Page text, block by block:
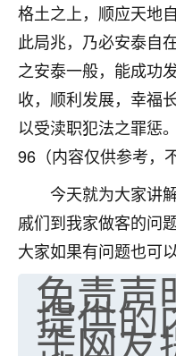
格土之上，顺应天地
此局兆，乃必安泰自
之安泰一般，能成功
收，顺利发展，幸福
以受渎职犯法之罪惩
96（内容仅供参考，
今天就为大家讲
戚们到我家做客的问
大家如果有问题也可
免责声
提供的
于网友
做梦梦见她，
师，安排了超
了，一开始是
超度，现在看
2天前 来自云南
优秀的张同学
老师收徒吗？？
2天前 来自山西